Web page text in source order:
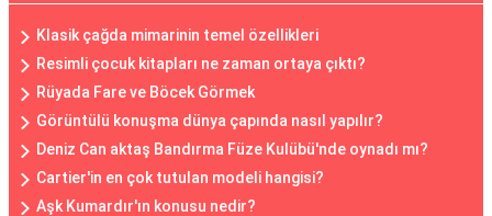
Klasik çağda mimarinin temel özellikleri
Resimli çocuk kitapları ne zaman ortaya çıktı?
Rüyada Fare ve Böcek Görmek
Görüntülü konuşma dünya çapında nasıl yapılır?
Deniz Can aktaş Bandırma Füze Kulübü'nde oynadı mı?
Cartier'in en çok tutulan modeli hangisi?
Aşk Kumardır'ın konusu nedir?